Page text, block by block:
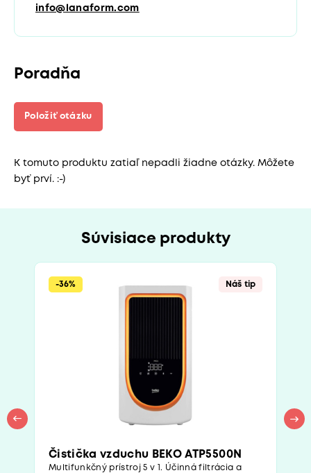
info@lanaform.com
Poradňa
Položiť otázku
K tomuto produktu zatiaľ nepadli žiadne otázky. Môžete
byť prví. :-)
Súvisiace produkty
-36% Náš tip
Čistička vzduchu BEKO ATP5500N
Multifunkčný prístroj 5 v 1. Účinná filtrácia a